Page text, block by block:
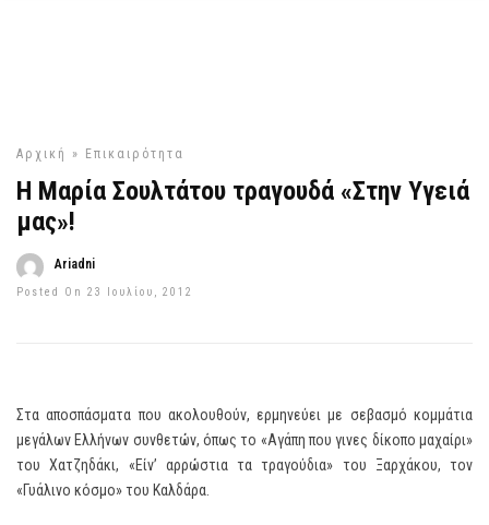
Αρχική » Επικαιρότητα
Η Μαρία Σουλτάτου τραγουδά «Στην Υγειά
μας»!
Ariadni
Posted On 23 Ιουλίου, 2012
Στα αποσπάσματα που ακολουθούν, ερμηνεύει με σεβασμό κομμάτια
μεγάλων Ελλήνων συνθετών, όπως το «Αγάπη που γινες δίκοπο μαχαίρι»
του Χατζηδάκι, «Είν’ αρρώστια τα τραγούδια» του Ξαρχάκου, τον
«Γυάλινο κόσμο» του Καλδάρα.